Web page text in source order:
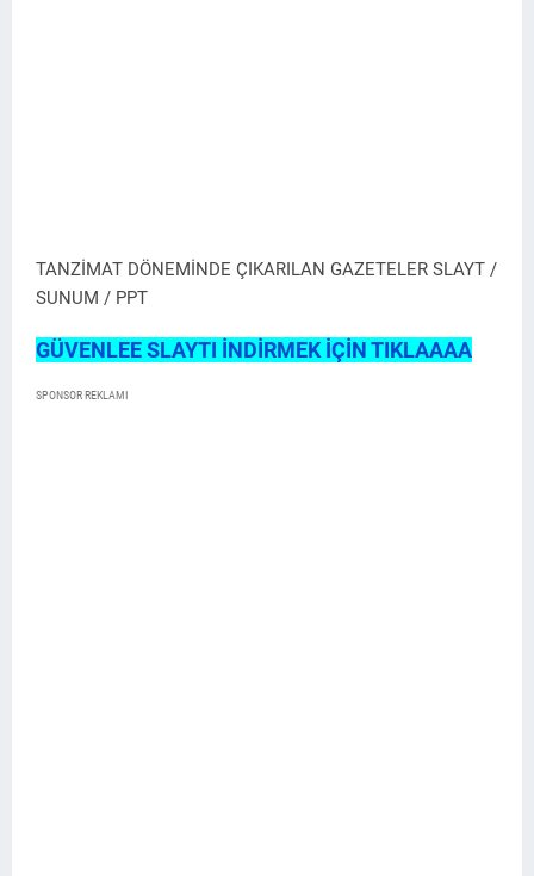
TANZİMAT DÖNEMİNDE ÇIKARILAN GAZETELER SLAYT /
SUNUM / PPT
GÜVENLEE SLAYTI İNDİRMEK İÇİN TIKLAAAA
SPONSOR REKLAMI